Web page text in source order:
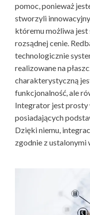
pomoc, ponieważ
stworzyli
któremu możliwa
rozsądnej cenie.
technologicznie
realizowane na
charakterystyczną
funkcjonalność, ale
Integrator jest prosty
posiadających
Dzięki niemu,
zgodnie z ustalonymi